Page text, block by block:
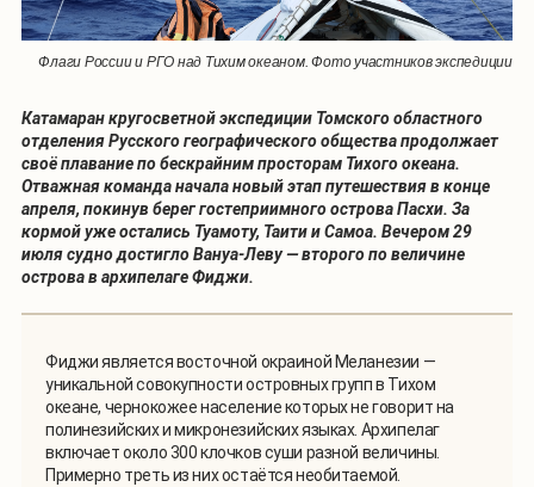
Флаги России и РГО над Тихим океаном. Фото участников экспедиции
Катамаран кругосветной экспедиции Томского областного
отделения Русского географического общества продолжает
своё плавание по бескрайним просторам Тихого океана.
Отважная команда начала новый этап путешествия в конце
апреля, покинув берег гостеприимного острова Пасхи. За
кормой уже остались Туамоту, Таити и Самоа. Вечером 29
июля судно достигло Вануа-Леву — второго по величине
острова в архипелаге Фиджи.
Фиджи является восточной окраиной Меланезии —
уникальной совокупности островных групп в Тихом
океане, чернокожее население которых не говорит на
полинезийских и микронезийских языках. Архипелаг
включает около 300 клочков суши разной величины.
Примерно треть из них остаётся необитаемой.